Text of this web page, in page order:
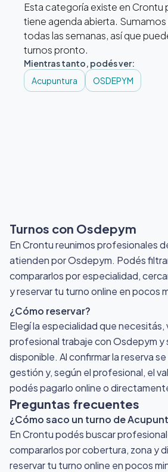
Esta categoría existe en Crontu
tiene agenda abierta.
todas las semanas, así que
turnos pronto.
Mientras tanto, podés ver:
Acupuntura
OSDEPYM
Turnos con Osdepym
En Crontu reunimos profesionales
atienden por Osdepym. Podés
compararlos por especialidad,
y reservar tu turno online en pocos
¿Cómo reservar?
Elegí la especialidad que necesitás,
profesional trabaje con Osdepym y
disponible. Al confirmar la reserva
gestión y, según el profesional, el
podés pagarlo online o
Preguntas frecuentes
¿Cómo saco un turno de
En Crontu podés buscar
compararlos por cobertura, zona y
reservar tu turno online en pocos